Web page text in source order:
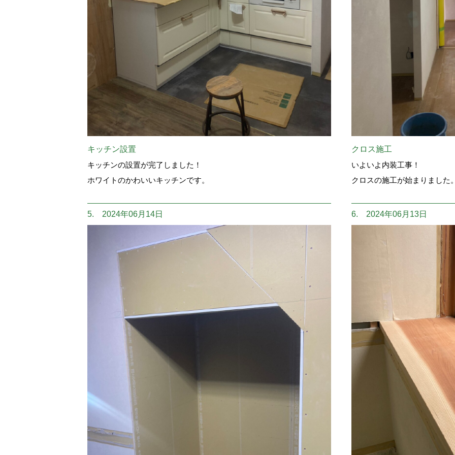
キッチン設置
キッチンの設置が完了しました！
ホワイトのかわいいキッチンです。
クロス施工
いよいよ内装工事！
クロスの施工が始まりました
5. 2024年06月14日 6. 2024年06月13日